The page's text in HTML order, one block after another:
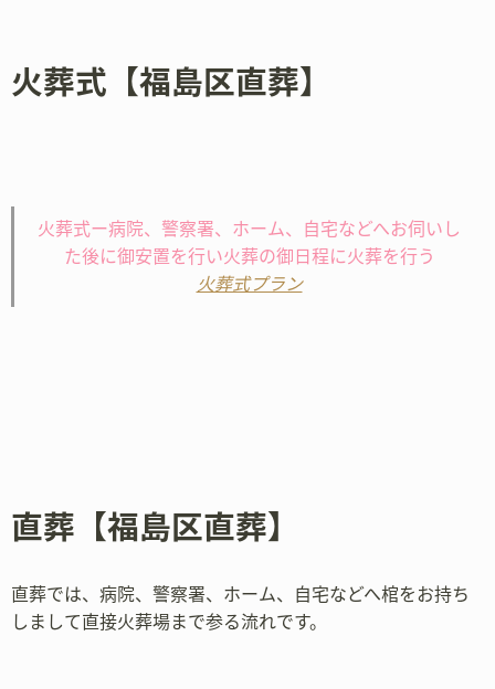
火葬式【福島区直葬】
火葬式ー病院、警察署、ホーム、自宅などへお伺いし
た後に御安置を行い火葬の御日程に火葬を行う
火葬式プラン
直葬【福島区直葬】
直葬では、病院、警察署、ホーム、自宅などへ棺をお持ち
しまして直接火葬場まで参る流れです。